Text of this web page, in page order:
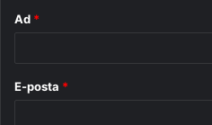
Ad *
E-posta *